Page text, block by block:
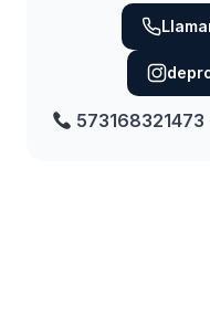
573168321473